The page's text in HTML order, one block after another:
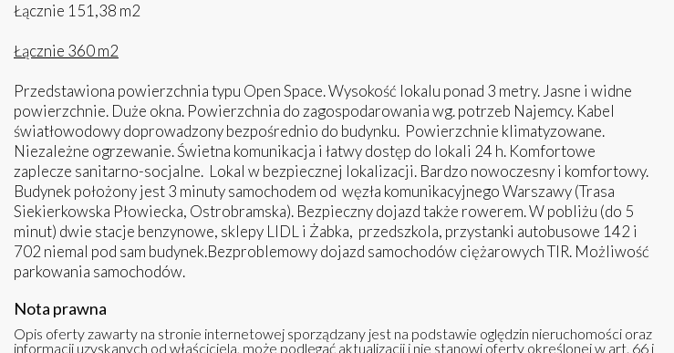
Łącznie 151,38 m2
Łącznie 360 m2
Przedstawiona powierzchnia typu Open Space. Wysokość lokalu ponad 3 metry. Jasne i widne
powierzchnie. Duże okna. Powierzchnia do zagospodarowania wg. potrzeb Najemcy. Kabel
światłowodowy doprowadzony bezpośrednio do budynku. Powierzchnie klimatyzowane.
Niezależne ogrzewanie. Świetna komunikacja i łatwy dostęp do lokali 24 h. Komfortowe
zaplecze sanitarno-socjalne. Lokal w bezpiecznej lokalizacji. Bardzo nowoczesny i komfortowy.
Budynek położony jest 3 minuty samochodem od węzła komunikacyjnego Warszawy (Trasa
Siekierkowska Płowiecka, Ostrobramska). Bezpieczny dojazd także rowerem. W pobliżu (do 5
minut) dwie stacje benzynowe, sklepy LIDL i Żabka, przedszkola, przystanki autobusowe 142 i
702 niemal pod sam budynek.Bezproblemowy dojazd samochodów ciężarowych TIR. Możliwość
parkowania samochodów.
Nota prawna
Opis oferty zawarty na stronie internetowej sporządzany jest na podstawie oględzin nieruchomości oraz
informacji uzyskanych od właściciela, może podlegać aktualizacji i nie stanowi oferty określonej w art. 66 i